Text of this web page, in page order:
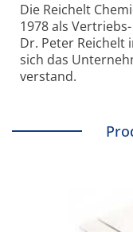
Die Reichelt
1978 als
Dr. Peter Reichelt
sich das
verstand.